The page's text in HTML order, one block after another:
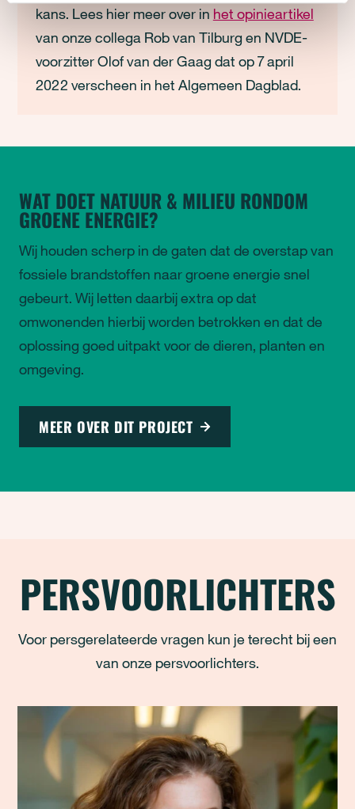
kans. Lees hier meer over in het opinieartikel
van onze collega Rob van Tilburg en NVDE-
voorzitter Olof van der Gaag dat op 7 april
2022 verscheen in het Algemeen Dagblad.
WAT DOET NATUUR & MILIEU RONDOM
GROENE ENERGIE?
Wij houden scherp in de gaten dat de overstap van
fossiele brandstoffen naar groene energie snel
gebeurt. Wij letten daarbij extra op dat
omwonenden hierbij worden betrokken en dat de
oplossing goed uitpakt voor de dieren, planten en
omgeving.
MEER OVER DIT PROJECT
PERSVOORLICHTERS
Voor persgerelateerde vragen kun je terecht bij een
van onze persvoorlichters.